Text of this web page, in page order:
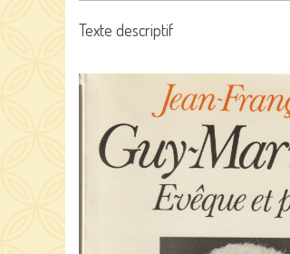
Texte descriptif